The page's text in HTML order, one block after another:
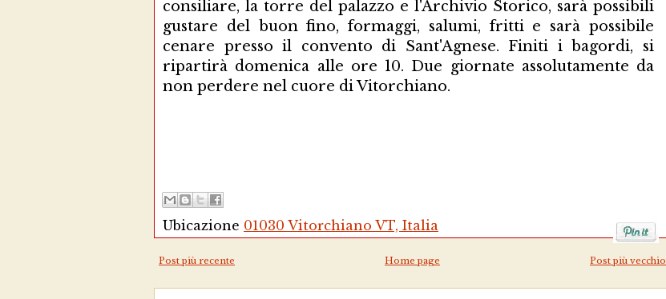
consiliare, la torre del palazzo e l'Archivio Storico, sarà possibili
gustare del buon fino, formaggi, salumi, fritti e sarà possibile
cenare presso il convento di Sant'Agnese. Finiti i bagordi, si
ripartirà domenica alle ore 10. Due giornate assolutamente da
non perdere nel cuore di Vitorchiano.
Ubicazione 01030 Vitorchiano VT, Italia
Post più recente Post più vecchio
Home page